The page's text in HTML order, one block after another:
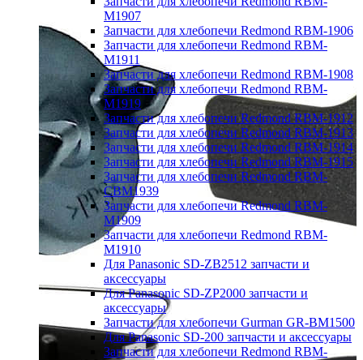
M1907
Запчасти для хлебопечи Redmond RBM-1906
Запчасти для хлебопечи Redmond RBM-
M1911
Запчасти для хлебопечи Redmond RBM-1908
Запчасти для хлебопечи Redmond RBM-
M1919
Запчасти для хлебопечи Redmond RBM-1912
Запчасти для хлебопечи Redmond RBM-1913
Запчасти для хлебопечи Redmond RBM-1914
Запчасти для хлебопечи Redmond RBM-1915
Запчасти для хлебопечи Redmond RBM-
CBM1939
Запчасти для хлебопечи Redmond RBM-
M1909
Запчасти для хлебопечи Redmond RBM-
M1910
Для Panasonic SD-ZB2512 запчасти и
аксессуары
Для Panasonic SD-ZP2000 запчасти и
аксессуары
Запчасти для хлебопечи Gurman GR-BM1500
Для Panasonic SD-200 запчасти и аксессуары
Запчасти для хлебопечи Redmond RBM-